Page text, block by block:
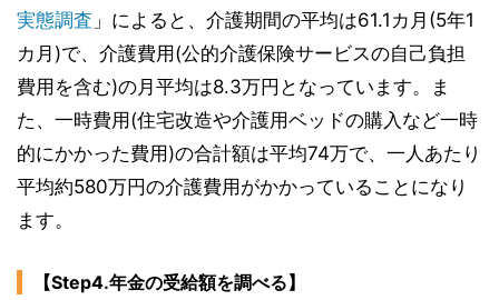
実態調査 」によると、介護期間の平均は61.1カ月(5年1
カ月)で、介護費用(公的介護保険サービスの自己負担
費用を含む)の月平均は8.3万円となっています。ま
た、一時費用(住宅改造や介護用ベッドの購入など一時
的にかかった費用)の合計額は平均74万で、一人あたり
平均約580万円の介護費用がかかっていることになり
ます。
【Step4.年金の受給額を調べる】